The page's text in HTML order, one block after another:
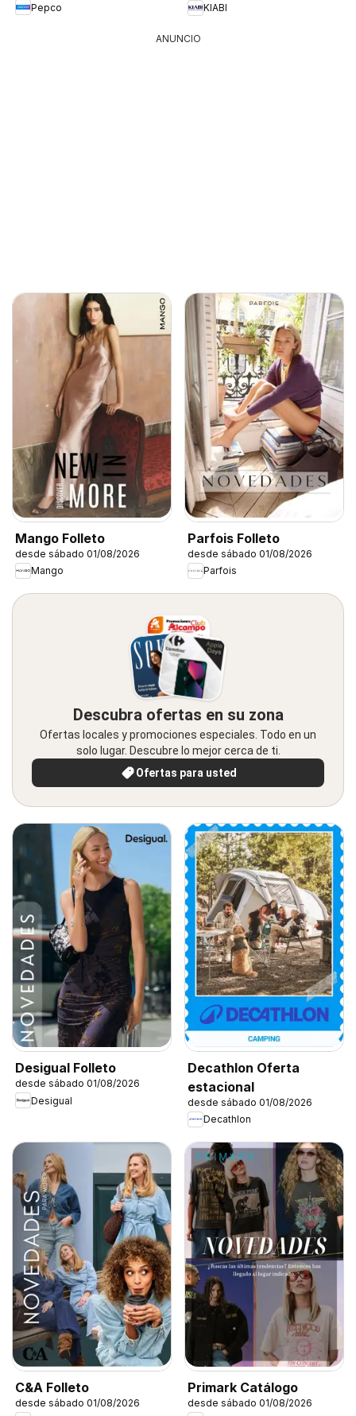
Pepco
KIABI
ANUNCIO
Mango Folleto
desde sábado 01/08/2026
Mango
Parfois Folleto
desde sábado 01/08/2026
Parfois
Descubra ofertas en su zona
Ofertas locales y promociones especiales. Todo en un
solo lugar. Descubre lo mejor cerca de ti.
Ofertas para usted
Desigual Folleto
desde sábado 01/08/2026
Desigual
Decathlon Oferta
estacional
desde sábado 01/08/2026
Decathlon
C&A Folleto
desde sábado 01/08/2026
Primark Catálogo
desde sábado 01/08/2026